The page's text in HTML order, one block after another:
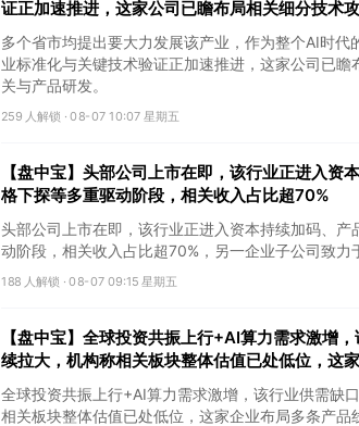
证正加速推进，这家公司已瞻布局相关细分技术
多个省市均提出要大力发展该产业，作为整个AI时代
业标准化与关键技术验证正加速推进，这家公司已瞻
关与产品研发。
259 人解锁 ·08-07 10:07 星期五
【盘中宝】头部公司上市在即，该行业正进入资
格下探等多重驱动阶段，相关收入占比超70%
头部公司上市在即，该行业正进入资本持续加码、产
动阶段，相关收入占比超70%，另一企业子公司致力
188 人解锁 ·08-07 09:15 星期五
【盘中宝】全球投资共振上行+AI算力需求激增
续拉大，机构称相关板块整体估值已处低位，这
率第一
全球投资共振上行+AI算力需求激增，该行业供需缺
相关板块整体估值已处低位，这家企业布局多条产品